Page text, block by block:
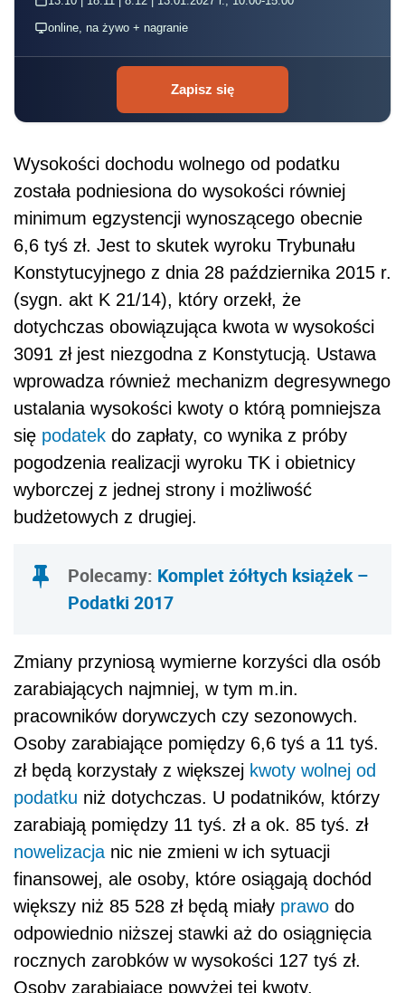
online, na żywo + nagranie
Zapisz się
Wysokości dochodu wolnego od podatku
została podniesiona do wysokości równiej
minimum egzystencji wynoszącego obecnie
6,6 tyś zł. Jest to skutek wyroku Trybunału
Konstytucyjnego z dnia 28 października 2015 r.
(sygn. akt K 21/14), który orzekł, że
dotychczas obowiązująca kwota w wysokości
3091 zł jest niezgodna z Konstytucją. Ustawa
wprowadza również mechanizm degresywnego
ustalania wysokości kwoty o którą pomniejsza
się podatek do zapłaty, co wynika z próby
pogodzenia realizacji wyroku TK i obietnicy
wyborczej z jednej strony i możliwość
budżetowych z drugiej.
Polecamy: Komplet żółtych książek –
Podatki 2017
Zmiany przyniosą wymierne korzyści dla osób
zarabiających najmniej, w tym m.in.
pracowników dorywczych czy sezonowych.
Osoby zarabiające pomiędzy 6,6 tyś a 11 tyś.
zł będą korzystały z większej kwoty wolnej od
podatku niż dotychczas. U podatników, którzy
zarabiają pomiędzy 11 tyś. zł a ok. 85 tyś. zł
nowelizacja nic nie zmieni w ich sytuacji
finansowej, ale osoby, które osiągają dochód
większy niż 85 528 zł będą miały prawo do
odpowiednio niższej stawki aż do osiągnięcia
rocznych zarobków w wysokości 127 tyś zł.
Osoby zarabiające powyżej tej kwoty,